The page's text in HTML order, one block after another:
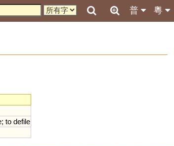
粵
普
; to defile